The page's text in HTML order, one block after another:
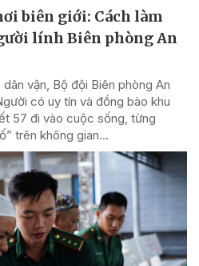
biên giới: Cách làm
lính Biên phòng An
vận, Bộ đội Biên phòng An
có uy tín và đồng bào khu
57 đi vào cuộc sống, từng
trên không gian...